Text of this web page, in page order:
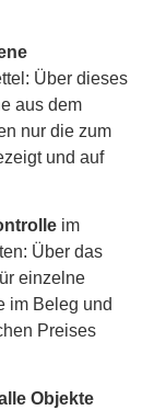
Über dieses
aus dem
nur die zum
und auf
im
Über das
einzelne
im Beleg und
Preises
Objekte